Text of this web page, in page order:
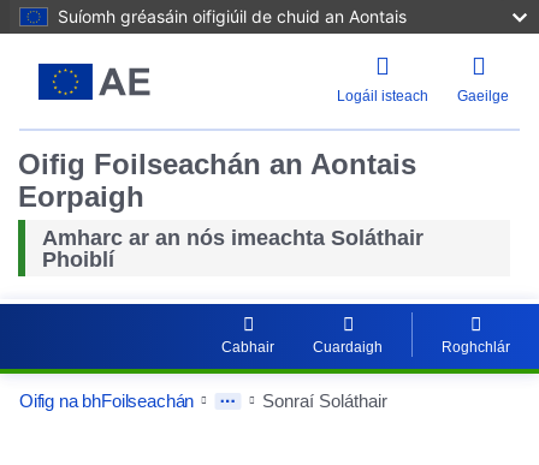
Suíomh gréasáin oifigiúil de chuid an Aontais
Logáil isteach Gaeilge
Oifig Foilseachán an Aontais
Eorpaigh
Amharc ar an nós imeachta Soláthair
Phoiblí
Cabhair Cuardaigh Roghchlár
Oifig na bhFoilseachán Sonraí Soláthair